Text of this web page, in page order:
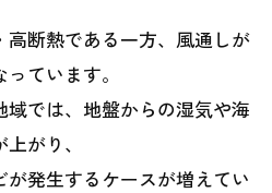
断熱である一方、風通しが
ています。
では、地盤からの湿気や海
がり、
発生するケースが増えてい